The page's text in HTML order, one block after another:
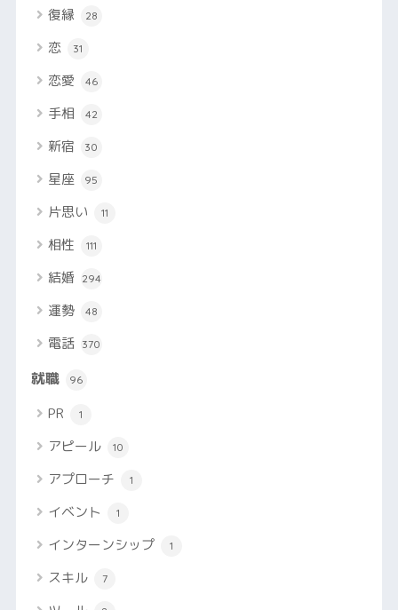
復縁 28
恋 31
恋愛 46
手相 42
新宿 30
星座 95
片思い 11
相性 111
結婚 294
運勢 48
電話 370
就職 96
PR 1
アピール 10
アプローチ 1
イベント 1
インターンシップ 1
スキル 7